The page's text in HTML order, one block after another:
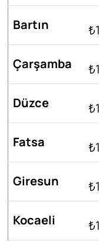
Bartın
Çarşamba
Düzce
Fatsa
Giresun
Kocaeli